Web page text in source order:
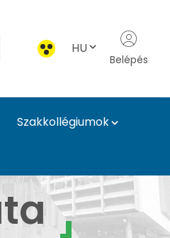
HU
Belépés
Szakkollégiumok